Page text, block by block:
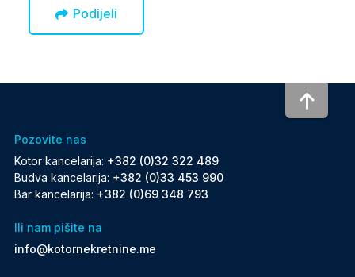
Podijeli
Pozovite nas
Kotor kancelarija: +382 (0)32 322 489
Budva kancelarija: +382 (0)33 453 990
Bar kancelarija: +382 (0)69 348 793
Ili nam pišite na
info@kotornekretnine.me
To